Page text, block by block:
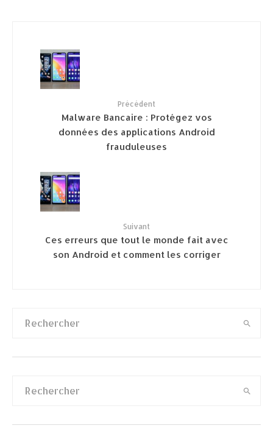
Précédent
Malware Bancaire : Protégez vos
données des applications Android
frauduleuses
Suivant
Ces erreurs que tout le monde fait avec
son Android et comment les corriger